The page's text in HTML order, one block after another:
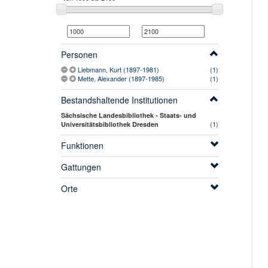
Personen
Liebmann, Kurt (1897-1981)
(1)
Mette, Alexander (1897-1985)
(1)
Bestandshaltende Institutionen
Sächsische Landesbibliothek - Staats- und
Universitätsbibliothek Dresden
(1)
Funktionen
Gattungen
Orte